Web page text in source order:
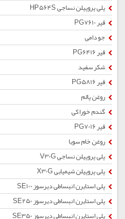
پلی پروپیلن نساجی HP564S
قیر PG7610
جو دامی
قیر PG6416
شکر سفید
قیر PG5816
روغن پالم
گندم خوراکی
قیر PG7016
روغن خام سویا
پلی پروپیلن نساجی V30G
پلی پروپیلن شیمیایی X30G
پلی استایرن انبساطی دیرسوز SE100
پلی استایرن انبساطی دیرسوز SE250
پلی استایرن انبساطی دیرسوز SE350